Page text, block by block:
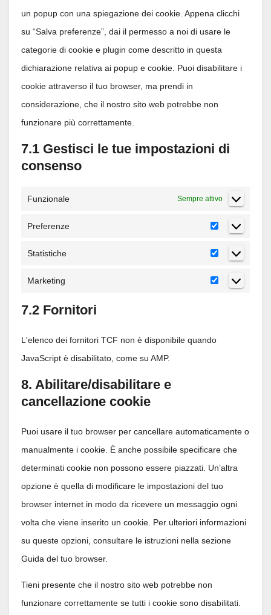
un popup con una spiegazione dei cookie. Appena clicchi
su “Salva preferenze”, dai il permesso a noi di usare le
categorie di cookie e plugin come descritto in questa
dichiarazione relativa ai popup e cookie. Puoi disabilitare i
cookie attraverso il tuo browser, ma prendi in
considerazione, che il nostro sito web potrebbe non
funzionare più correttamente.
7.1 Gestisci le tue impostazioni di
consenso
Funzionale Sempre attivo
Preferenze
Preferenze
Statistiche
Statistiche
Marketing
Marketing
7.2 Fornitori
L'elenco dei fornitori TCF non è disponibile quando
JavaScript è disabilitato, come su AMP.
8. Abilitare/disabilitare e
cancellazione cookie
Puoi usare il tuo browser per cancellare automaticamente o
manualmente i cookie. È anche possibile specificare che
determinati cookie non possono essere piazzati. Un’altra
opzione è quella di modificare le impostazioni del tuo
browser internet in modo da ricevere un messaggio ogni
volta che viene inserito un cookie. Per ulteriori informazioni
su queste opzioni, consultare le istruzioni nella sezione
Guida del tuo browser.
Tieni presente che il nostro sito web potrebbe non
funzionare correttamente se tutti i cookie sono disabilitati.